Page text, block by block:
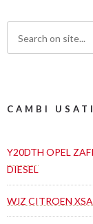
CAMBI USATI
Y20DTH OPEL
DIESEL
WJZ CITROEN